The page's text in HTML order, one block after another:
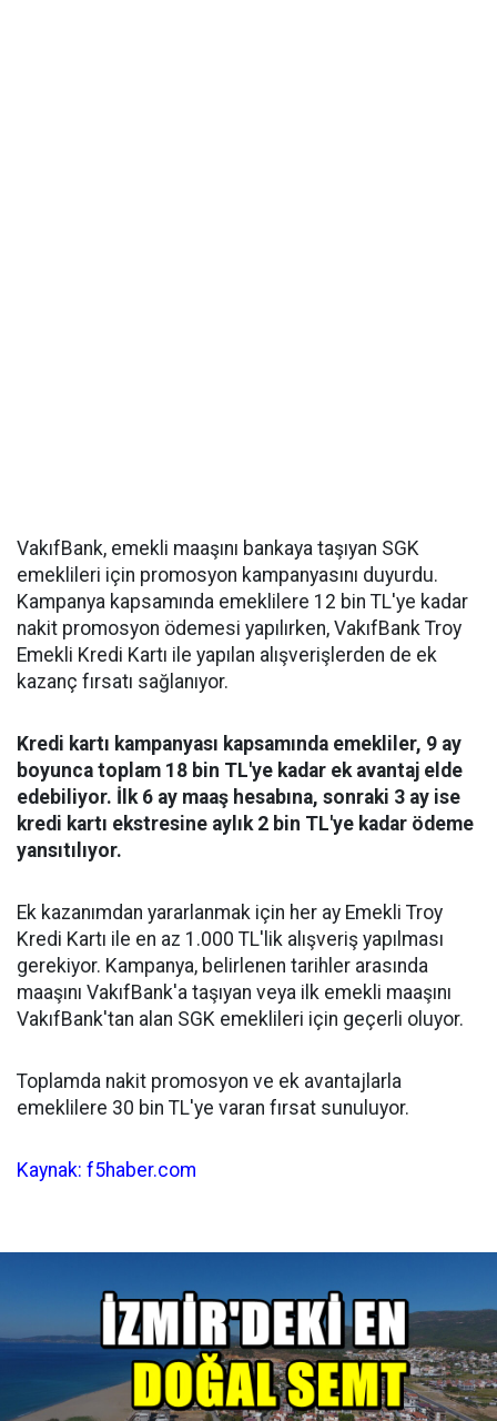
VakıfBank, emekli maaşını bankaya taşıyan SGK
emeklileri için promosyon kampanyasını duyurdu.
Kampanya kapsamında emeklilere 12 bin TL'ye kadar
nakit promosyon ödemesi yapılırken, VakıfBank Troy
Emekli Kredi Kartı ile yapılan alışverişlerden de ek
kazanç fırsatı sağlanıyor.
Kredi kartı kampanyası kapsamında emekliler, 9 ay
boyunca toplam 18 bin TL'ye kadar ek avantaj elde
edebiliyor. İlk 6 ay maaş hesabına, sonraki 3 ay ise
kredi kartı ekstresine aylık 2 bin TL'ye kadar ödeme
yansıtılıyor.
Ek kazanımdan yararlanmak için her ay Emekli Troy
Kredi Kartı ile en az 1.000 TL'lik alışveriş yapılması
gerekiyor. Kampanya, belirlenen tarihler arasında
maaşını VakıfBank'a taşıyan veya ilk emekli maaşını
VakıfBank'tan alan SGK emeklileri için geçerli oluyor.
Toplamda nakit promosyon ve ek avantajlarla
emeklilere 30 bin TL'ye varan fırsat sunuluyor.
Kaynak: f5haber.com